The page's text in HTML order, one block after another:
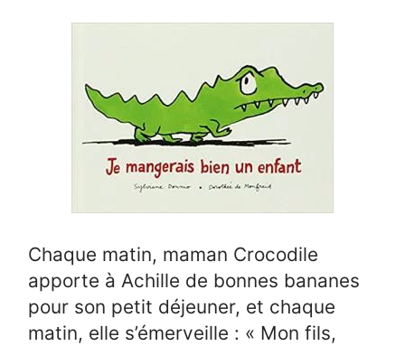
Chaque matin, maman Crocodile
apporte à Achille de bonnes bananes
pour son petit déjeuner, et chaque
matin, elle s’émerveille : « Mon fils,